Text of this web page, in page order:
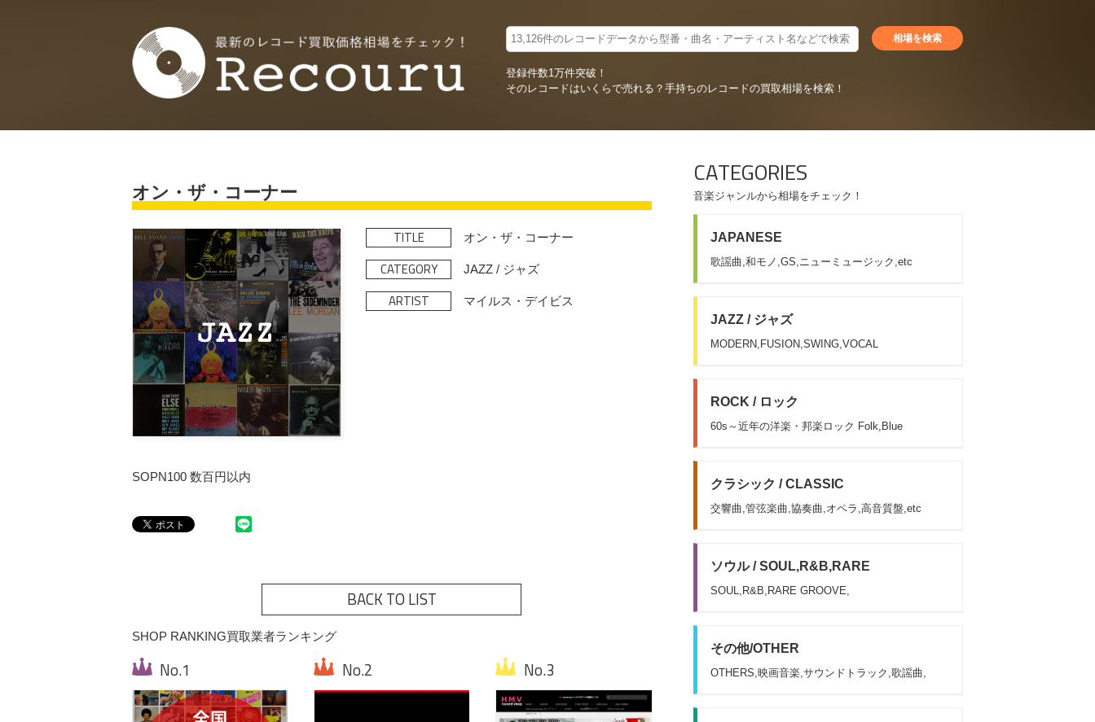
登録件数1万件突破！
そのレコードはいくらで売れる？ 手持ちのレコードの買取相場を検索！
オン・ザ・コーナー
TITLE オン・ザ・コーナー
CATEGORY JAZZ / ジャズ
ARTIST マイルス・デイビス
SOPN100 数百円以内
BACK TO LIST
SHOP RANKING買取業者ランキング
CATEGORIES
音楽ジャンルから相場をチェック！
JAPANESE
歌謡曲,和モノ,GS,ニューミュージック,etc
JAZZ / ジャズ
MODERN,FUSION,SWING,VOCAL
ROCK / ロック
60s～近年の洋楽・邦楽ロック Folk,Blue
クラシック / CLASSIC
交響曲,管弦楽曲,協奏曲,オペラ,高音質盤,etc
ソウル / SOUL,R&B,RARE
SOUL,R&B,RARE GROOVE,
その他/OTHER
OTHERS,映画音楽,サウンドトラック,歌謡曲,